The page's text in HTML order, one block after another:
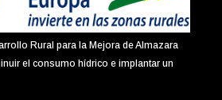
Rural para la Mejora de Almazara
el consumo hídrico e implantar un